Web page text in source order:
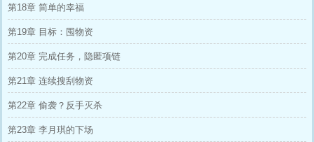
第18章 简单的幸福
第19章 目标：囤物资
第20章 完成任务，隐匿项链
第21章 连续搜刮物资
第22章 偷袭？反手灭杀
第23章 李月琪的下场